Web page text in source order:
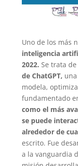
Uno de los más
inteligencia
2022. Se trata
de ChatGPT,
modela,
fundamentado
como el más
se puede
alrededor de
escrito. Fue
a la vanguardia